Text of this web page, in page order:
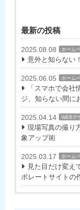
最新の投稿
2025.08.08 ホーム
意外と知らない
2025.06.05 ホーム
「スマホで会
ジ、知らない間に
2025.04.14 WEBデ
現場写真の撮り
象アップ術
2025.03.17 ホーム
見た目だけ変え
ポレートサイトの